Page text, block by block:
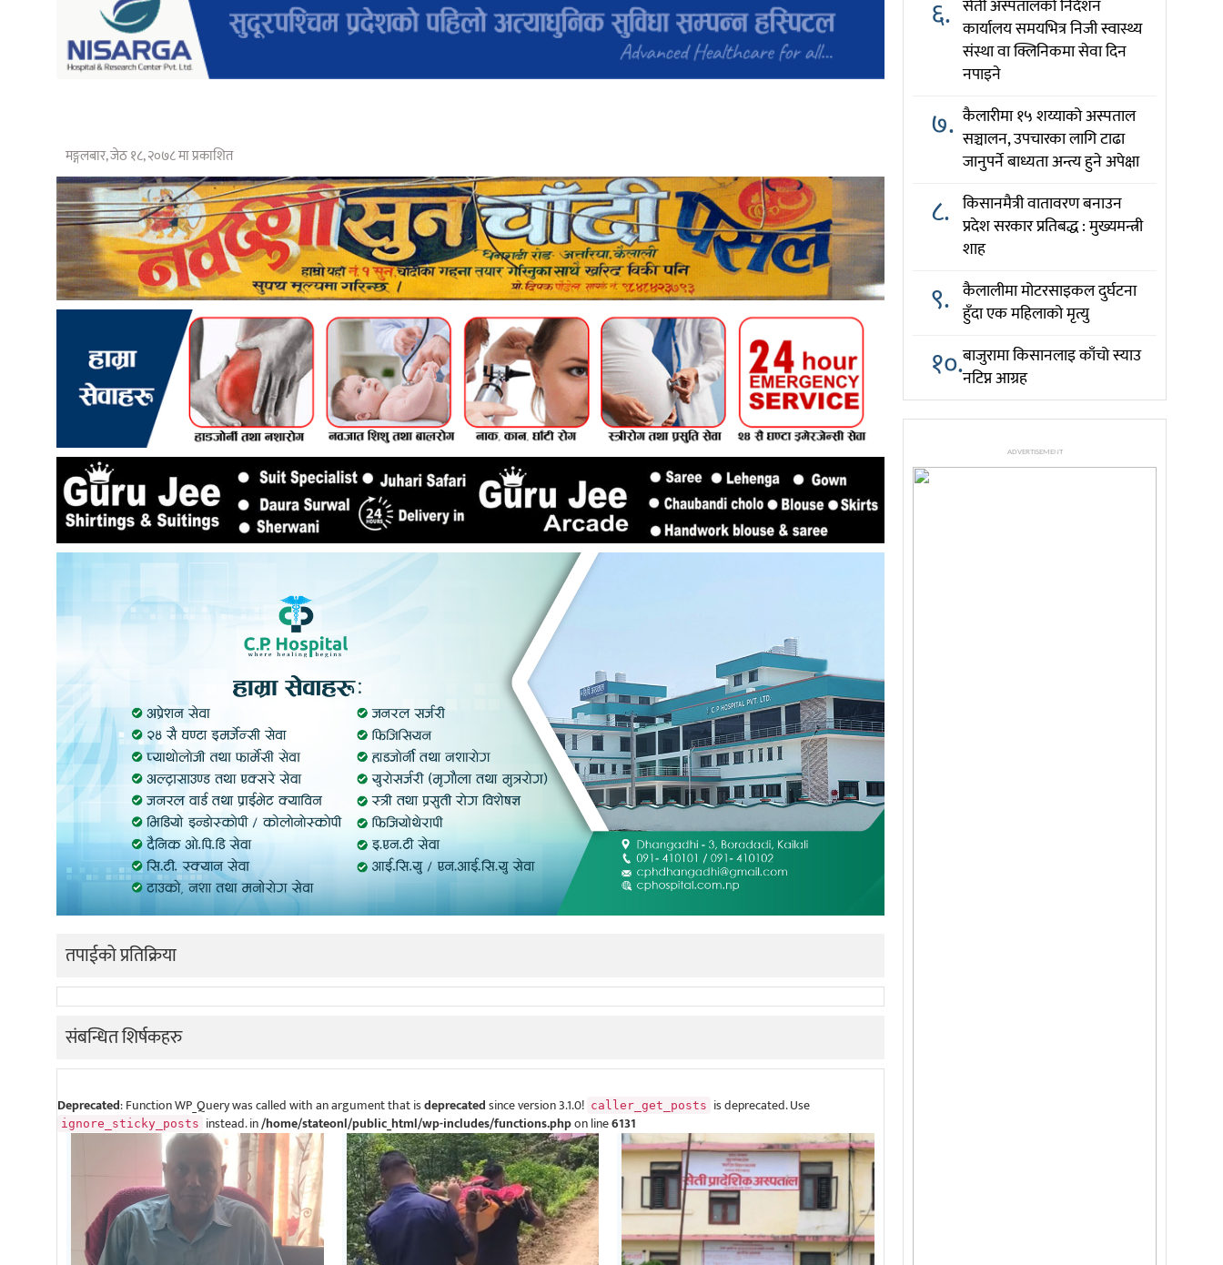
मङ्गलबार, जेठ १८, २०७८ मा प्रकाशित
तपाईको प्रतिक्रिया
संबन्धित शिर्षकहरु
Deprecated: Function WP_Query was called with an argument that isdeprecatedsince version 3.1.0! caller_get_posts is deprecated. Use
ignore_sticky_posts instead. in/home/stateonl/public_html/wp-includes/functions.phpon line6131
६. सेती अस्पतालको निर्देशन
कार्यालय समयभित्र निजी स्वास्थ्य
संस्था वा क्लिनिकमा सेवा दिन
नपाइने
७. कैलारीमा १५ शय्याको अस्पताल
सञ्चालन, उपचारका लागि टाढा
जानुपर्ने बाध्यता अन्त्य हुने अपेक्षा
८. किसानमैत्री वातावरण बनाउन
प्रदेश सरकार प्रतिबद्ध : मुख्यमन्त्री
शाह
९. कैलालीमा मोटरसाइकल दुर्घटना
हुँदा एक महिलाको मृत्यु
१०.बाजुरामा किसानलाइ काँचो स्याउ
नटिप्न आग्रह
ADVERTISEMENT